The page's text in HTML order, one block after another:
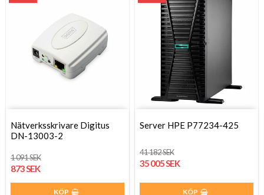
Nätverksskrivare Digitus
DN-13003-2
1 091 SEK
873 SEK
KÖP
Server HPE P77234-425
41 182 SEK
35 005 SEK
KÖP